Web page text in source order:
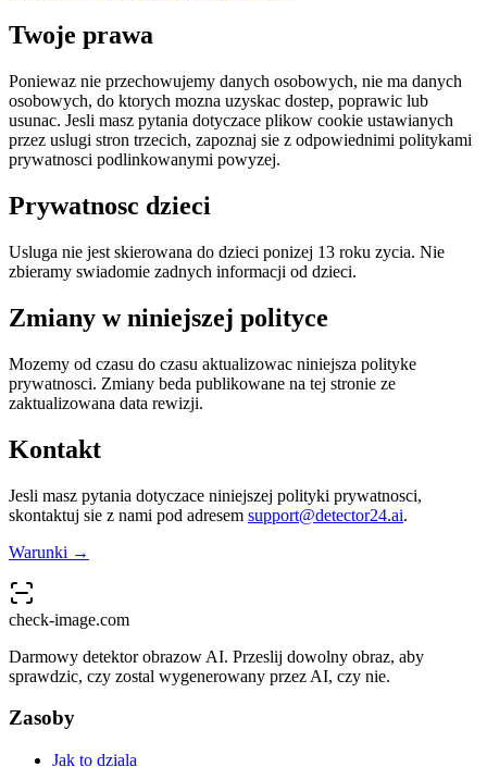
Twoje prawa
Poniewaz nie przechowujemy danych osobowych, nie ma danych
osobowych, do ktorych mozna uzyskac dostep, poprawic lub
usunac. Jesli masz pytania dotyczace plikow cookie ustawianych
przez uslugi stron trzecich, zapoznaj sie z odpowiednimi politykami
prywatnosci podlinkowanymi powyzej.
Prywatnosc dzieci
Usluga nie jest skierowana do dzieci ponizej 13 roku zycia. Nie
zbieramy swiadomie zadnych informacji od dzieci.
Zmiany w niniejszej polityce
Mozemy od czasu do czasu aktualizowac niniejsza polityke
prywatnosci. Zmiany beda publikowane na tej stronie ze
zaktualizowana data rewizji.
Kontakt
Jesli masz pytania dotyczace niniejszej polityki prywatnosci,
skontaktuj sie z nami pod adresem support@detector24.ai.
Warunki →
check-image.com
Darmowy detektor obrazow AI. Przeslij dowolny obraz, aby
sprawdzic, czy zostal wygenerowany przez AI, czy nie.
Zasoby
Jak to dziala